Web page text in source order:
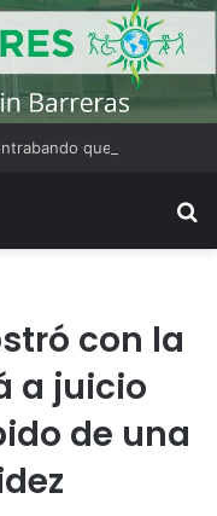
con la
a juicio
de una